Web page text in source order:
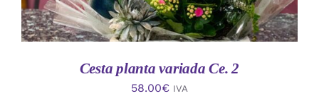
Cesta planta variada Ce. 2
58.00€ IVA